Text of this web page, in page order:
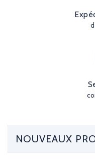
NOUVEAUX